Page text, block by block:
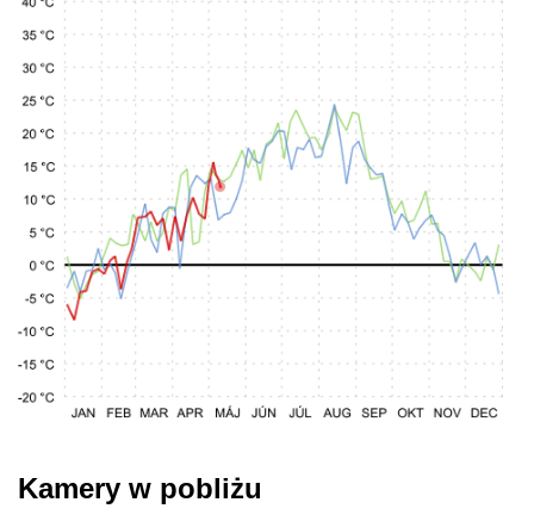
Kamery w pobliżu